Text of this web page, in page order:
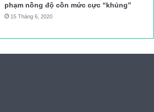
phạm nồng độ cồn mức cực “khủng”
15 Tháng 6, 2020